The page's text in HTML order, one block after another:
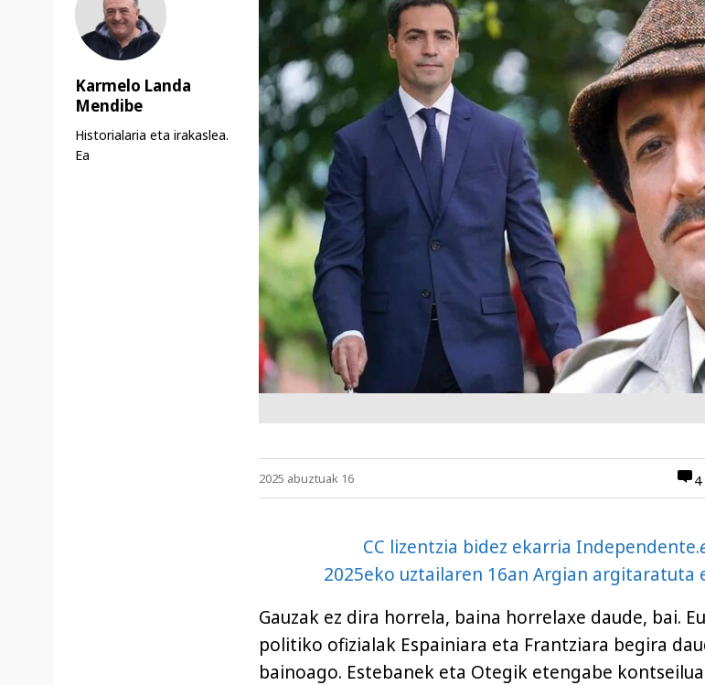
4
2025 abuztuak 16
CC lizentzia bidez ekarria Independente.
2025eko uztailaren 16an Argian argitaratuta
Gauzak ez dira horrela, baina horrelaxe daude, bai.
politiko ofizialak Espainiara eta Frantziara begira
bainoago. Estebanek eta Otegik etengabe
Karmelo Landa
Mendibe
Historialaria eta irakaslea.
Ea